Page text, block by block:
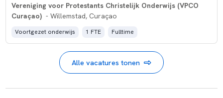
Vereniging voor Protestants Christelijk Onderwijs (VPCO
Curaçao) - Willemstad, Curaçao
Voortgezet onderwijs 1 FTE Fulltime
Alle vacatures tonen